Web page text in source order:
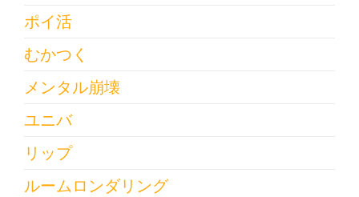
ポイ活
むかつく
メンタル崩壊
ユニバ
リップ
ルームロンダリング